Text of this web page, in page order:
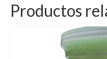
Productos